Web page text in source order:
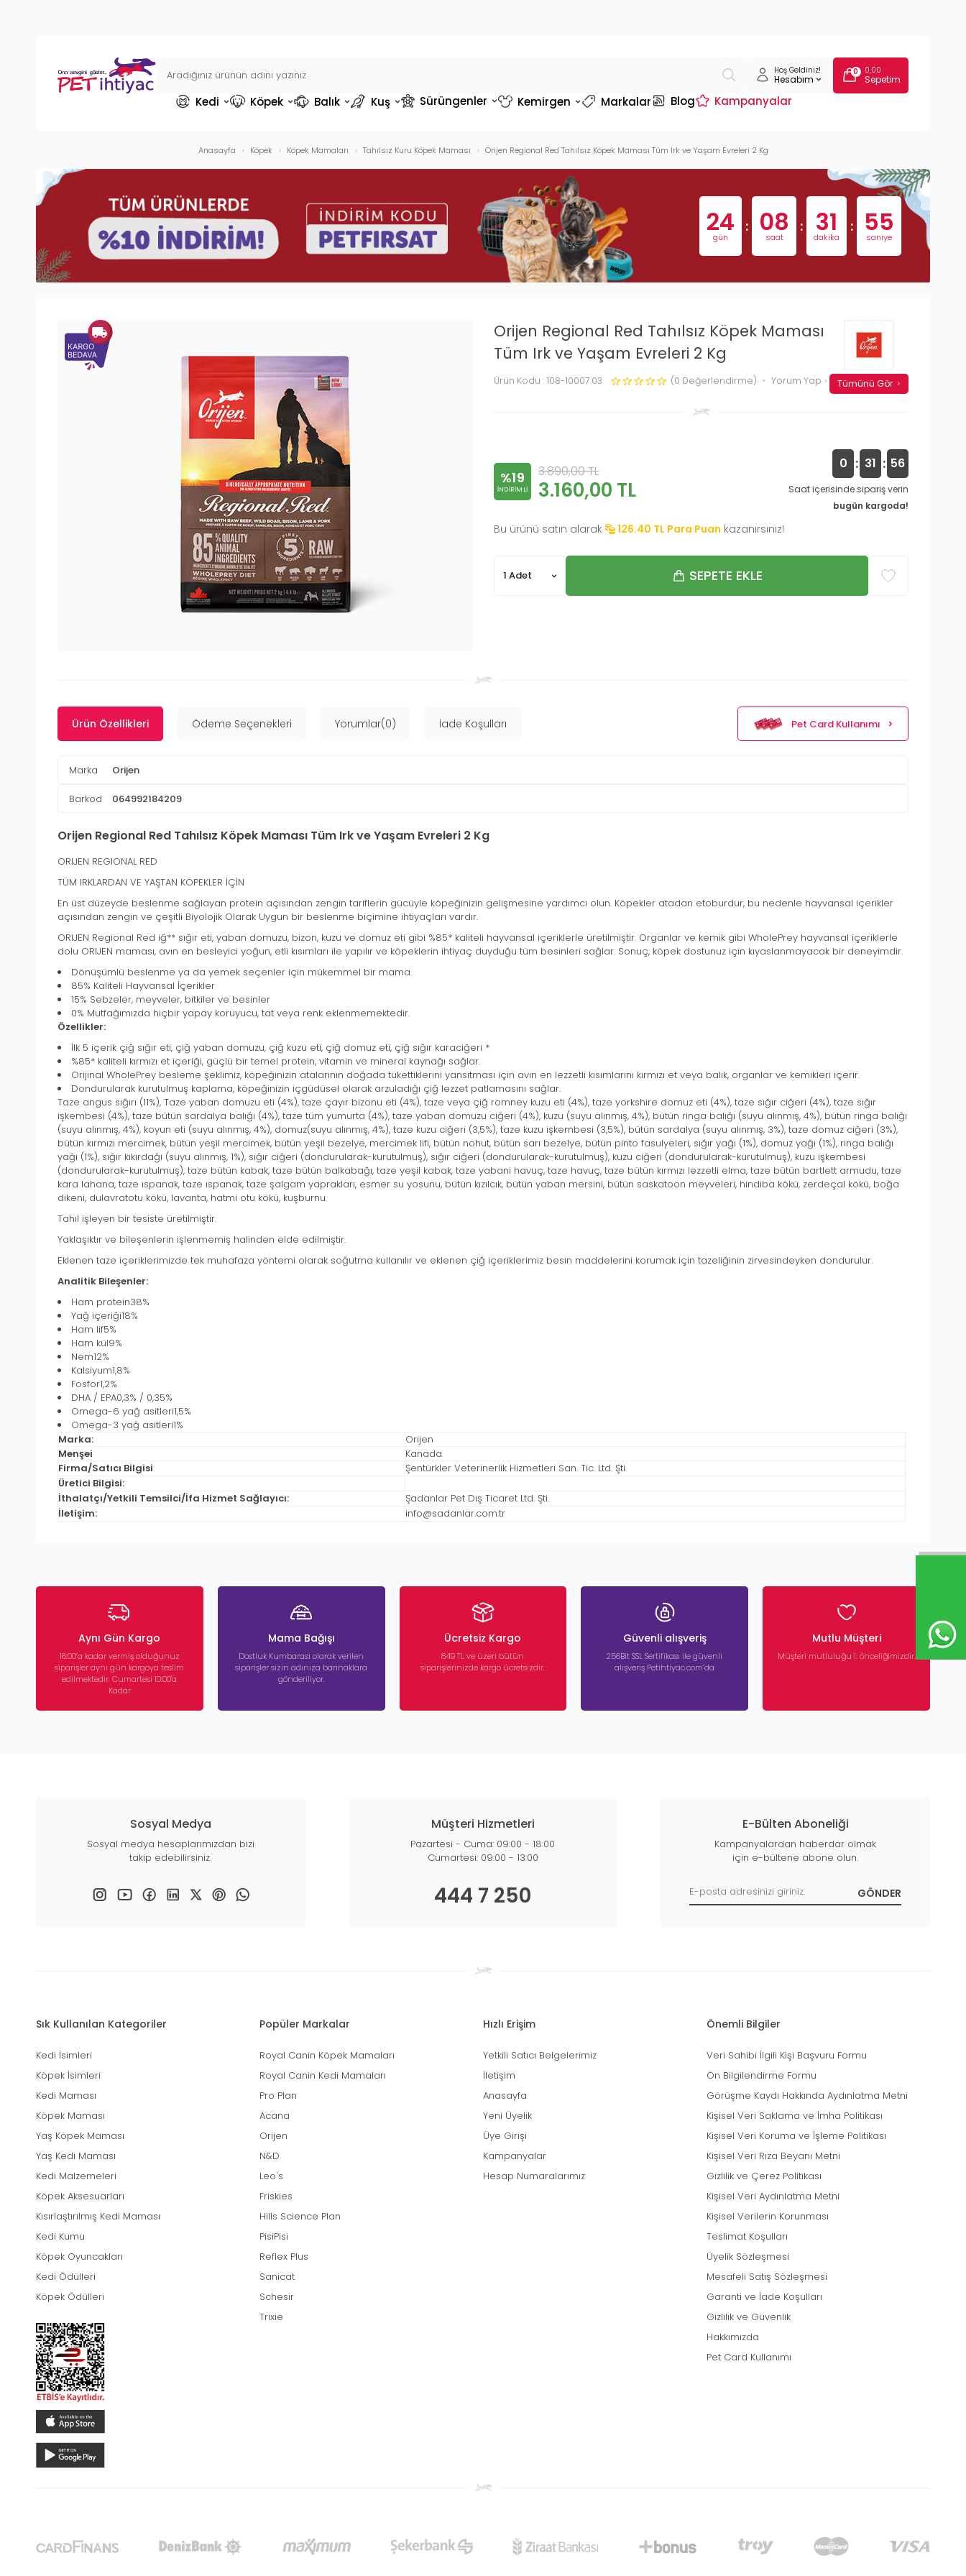
Hoş Geldiniz!
Hesabım
0 0,00
Sepetim
Kedi Köpek Balık Kuş Sürüngenler Kemirgen Markalar Blog Kampanyalar
Anasayfa Köpek Köpek Mamaları Tahılsız Kuru Köpek Maması Orijen Regional Red Tahılsız Köpek Maması Tüm Irk ve Yaşam Evreleri 2 Kg
24
gün
: 08
saat
: 31
dakika
: 54
saniye
Orijen Regional Red Tahılsız Köpek Maması
Tüm Irk ve Yaşam Evreleri 2 Kg
Ürün Kodu : 108-10007.03 (0 Değerlendirme) Yorum Yap Tümünü Gör
%19
INDIRIMLI
3.890,00TL
3.160,00 TL
0 : 31 : 55
Saat içerisinde sipariş verin
bugün kargoda!
Bu ürünü satın alarak 126.40 TL Para Puan kazanırsınız!
SEPETE EKLE
Ürün Özellikleri Ödeme Seçenekleri Yorumlar(0) İade Koşulları Pet Card Kullanımı
Marka Orijen
Barkod 064992184209
Orijen Regional Red Tahılsız Köpek Maması Tüm Irk ve Yaşam Evreleri 2 Kg
ORIJEN REGIONAL RED
TÜM IRKLARDAN VE YAŞTAN KÖPEKLER İÇİN
En üst düzeyde beslenme sağlayan protein açısından zengin tariflerin gücüyle köpeğinizin gelişmesine yardımcı olun. Köpekler atadan etoburdur, bu nedenle hayvansal içerikler
açısından zengin ve çeşitli Biyolojik Olarak Uygun bir beslenme biçimine ihtiyaçları vardır.
ORIJEN Regional Red iğ** sığır eti, yaban domuzu, bizon, kuzu ve domuz eti gibi %85* kaliteli hayvansal içeriklerle üretilmiştir. Organlar ve kemik gibi WholePrey hayvansal içeriklerle
dolu ORIJEN maması, avın en besleyici yoğun, etli kısımları ile yapılır ve köpeklerin ihtiyaç duyduğu tüm besinleri sağlar. Sonuç, köpek dostunuz için kıyaslanmayacak bir deneyimdir.
Dönüşümlü beslenme ya da yemek seçenler için mükemmel bir mama.
85% Kaliteli Hayvansal İçerikler
15% Sebzeler, meyveler, bitkiler ve besinler
0% Mutfağımızda hiçbir yapay koruyucu, tat veya renk eklenmemektedir.
Özellikler:
İlk 5 içerik çiğ sığır eti, çiğ yaban domuzu, çiğ kuzu eti, çiğ domuz eti, çiğ sığır karaciğeri *
%85* kaliteli kırmızı et içeriği, güçlü bir temel protein, vitamin ve mineral kaynağı sağlar.
Orijinal WholePrey besleme şeklimiz, köpeğinizin atalarının doğada tükettiklerini yansıtması için avın en lezzetli kısımlarını kırmızı et veya balık, organlar ve kemikleri içerir.
Dondurularak kurutulmuş kaplama, köpeğinizin içgüdüsel olarak arzuladığı çiğ lezzet patlamasını sağlar.
Taze angus sığırı (11%), Taze yaban domuzu eti (4%), taze çayır bizonu eti (4%), taze veya çiğ romney kuzu eti (4%), taze yorkshire domuz eti (4%), taze sığır ciğeri (4%), taze sığır
işkembesi (4%), taze bütün sardalya balığı (4%), taze tüm yumurta (4%), taze yaban domuzu ciğeri (4%), kuzu (suyu alınmış, 4%), bütün ringa balığı (suyu alınmış, 4%), bütün ringa balığı
(suyu alınmış, 4%), koyun eti (suyu alınmış, 4%), domuz(suyu alınmış, 4%), taze kuzu ciğeri (3,5%), taze kuzu işkembesi (3,5%), bütün sardalya (suyu alınmış, 3%), taze domuz ciğeri (3%),
bütün kırmızı mercimek, bütün yeşil mercimek, bütün yeşil bezelye, mercimek lifi, bütün nohut, bütün sarı bezelye, bütün pinto fasulyeleri, sığır yağı (1%), domuz yağı (1%), ringa balığı
yağı (1%), sığır kıkırdağı (suyu alınmış, 1%), sığır ciğeri (dondurularak-kurutulmuş), sığır ciğeri (dondurularak-kurutulmuş), kuzu ciğeri (dondurularak-kurutulmuş), kuzu işkembesi
(dondurularak-kurutulmuş), taze bütün kabak, taze bütün balkabağı, taze yeşil kabak, taze yabani havuç, taze havuç, taze bütün kırmızı lezzetli elma, taze bütün bartlett armudu, taze
kara lahana, taze ıspanak, taze ıspanak, taze şalgam yaprakları, esmer su yosunu, bütün kızılcık, bütün yaban mersini, bütün saskatoon meyveleri, hindiba kökü, zerdeçal kökü, boğa
dikeni, dulavratotu kökü, lavanta, hatmi otu kökü, kuşburnu.
Tahıl işleyen bir tesiste üretilmiştir.
Yaklaşıktır ve bileşenlerin işlenmemiş halinden elde edilmiştir.
Eklenen taze içeriklerimizde tek muhafaza yöntemi olarak soğutma kullanılır ve eklenen çiğ içeriklerimiz besin maddelerini korumak için tazeliğinin zirvesindeyken dondurulur.
Analitik Bileşenler:
Ham protein38%
Yağ içeriği18%
Ham lif5%
Ham kül9%
Nem12%
Kalsiyum1,8%
Fosfor1,2%
DHA / EPA0,3% / 0,35%
Omega-6 yağ asitleri1,5%
Omega-3 yağ asitleri1%
Marka:
Orijen
Menşei
Kanada
Firma/Satıcı Bilgisi
Şentürkler Veterinerlik Hizmetleri San. Tic. Ltd. Şti.
Üretici Bilgisi:
İthalatçı/Yetkili Temsilci/İfa Hizmet Sağlayıcı:
Şadanlar Pet Dış Ticaret Ltd. Şti.
İletişim:
info@sadanlar.com.tr
Aynı Gün Kargo
16:00’a kadar vermiş olduğunuz
siparişler aynı gün kargoya teslim
edilmektedir. Cumartesi 10:00'a
Kadar
Mama Bağışı
Dostluk Kumbarası olarak verilen
siparişler sizin adınıza barınaklara
gönderiliyor.
Ücretsiz Kargo
849 TL ve üzeri bütün
siparişlerinizde kargo ücretsizdir.
Güvenli alışveriş
256Bit SSL Sertifikası ile güvenli
alışveriş Petihtiyac.com’da
Mutlu Müşteri
Müşteri mutluluğu 1. önceliğimizdir.
Sosyal Medya
Sosyal medya hesaplarımızdan bizi
takip edebilirsiniz.
Müşteri Hizmetleri
Pazartesi - Cuma: 09:00 - 18:00
Cumartesi: 09:00 - 13:00
444 7 250
E-Bülten Aboneliği
Kampanyalardan haberdar olmak
için e-bültene abone olun.
Sık Kullanılan Kategoriler
Kedi İsimleri
Köpek İsimleri
Kedi Maması
Köpek Maması
Yaş Köpek Maması
Yaş Kedi Maması
Kedi Malzemeleri
Köpek Aksesuarları
Kısırlaştırılmış Kedi Maması
Kedi Kumu
Köpek Oyuncakları
Kedi Ödülleri
Köpek Ödülleri
Popüler Markalar
Royal Canin Köpek Mamaları
Royal Canin Kedi Mamaları
Pro Plan
Acana
Orijen
N&D
Leo's
Friskies
Hills Science Plan
PisiPisi
Reflex Plus
Sanicat
Schesir
Trixie
Hızlı Erişim
Yetkili Satıcı Belgelerimiz
İletişim
Anasayfa
Yeni Üyelik
Üye Girişi
Kampanyalar
Hesap Numaralarımız
Önemli Bilgiler
Veri Sahibi İlgili Kişi Başvuru Formu
Ön Bilgilendirme Formu
Görüşme Kaydı Hakkında Aydınlatma Metni
Kişisel Veri Saklama ve İmha Politikası
Kişisel Veri Koruma ve İşleme Politikası
Kişisel Veri Rıza Beyanı Metni
Gizlilik ve Çerez Politikası
Kişisel Veri Aydınlatma Metni
Kişisel Verilerin Korunması
Teslimat Koşulları
Üyelik Sözleşmesi
Mesafeli Satış Sözleşmesi
Garanti ve İade Koşulları
Gizlilik ve Güvenlik
Hakkımızda
Pet Card Kullanımı